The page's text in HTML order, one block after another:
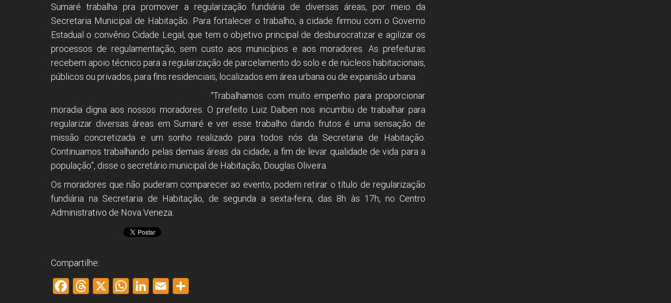
Sumaré trabalha pra promover a regularização fundiária de diversas áreas, por meio da
Secretaria Municipal de Habitação. Para fortalecer o trabalho, a cidade firmou com o Governo
Estadual o convênio Cidade Legal, que tem o objetivo principal de desburocratizar e agilizar os
processos de regulamentação, sem custo aos municípios e aos moradores. As prefeituras
recebem apoio técnico para a regularização de parcelamento do solo e de núcleos habitacionais,
públicos ou privados, para fins residenciais, localizados em área urbana ou de expansão urbana.
“Trabalhamos com muito empenho para proporcionar
moradia digna aos nossos moradores. O prefeito Luiz Dalben nos incumbiu de trabalhar para
regularizar diversas áreas em Sumaré e ver esse trabalho dando frutos é uma sensação de
missão concretizada e um sonho realizado para todos nós da Secretaria de Habitação.
Continuamos trabalhando pelas demais áreas da cidade, a fim de levar qualidade de vida para a
população”, disse o secretário municipal de Habitação, Douglas Oliveira.
Os moradores que não puderam comparecer ao evento, podem retirar o título de regularização
fundiária na Secretaria de Habitação, de segunda a sexta-feira, das 8h às 17h, no Centro
Administrativo de Nova Veneza.
Compartilhe:
F
T
X
W Li
E